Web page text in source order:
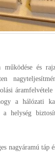
működése és
a hálózati
helység
nagyáramú táp